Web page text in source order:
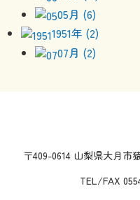
05月 (6)
1951年 (2)
07月 (2)
〒409-0614 山梨県大月市
TEL/FAX